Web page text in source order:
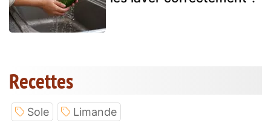
Recettes
Sole Limande